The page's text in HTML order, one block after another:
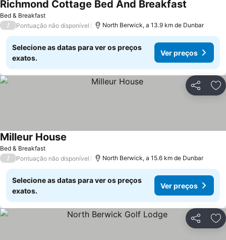
Bed & Breakfast
Richmond Cottage Bed And Breakfast
/ Pontuação não disponível North Berwick, a 13.9 km de Dunbar
Selecione as datas para ver os preços
exatos.
Ver preços
Partilhar
Bed & Breakfast
Milleur House
/ Pontuação não disponível North Berwick, a 15.6 km de Dunbar
Selecione as datas para ver os preços
exatos.
Ver preços
Partilhar